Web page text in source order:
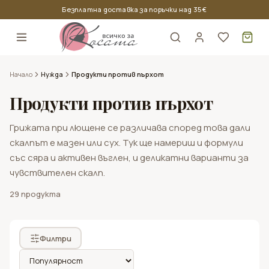
Безплатна доставка за поръчки над 35 €
Амонячна боя за коса
Безамонячна боя за коса
Лак за коса
Гел за коса
Продукти за брада
Продукти за тънка коса
Продукти за боядисана коса
Продукти за мазна коса
Nook
Kaaral
Nouvelle
Начало Нужда Продукти против пърхот
Продукти против пърхот
Грижата при лющене се различава според това дали
скалпът е мазен или сух. Тук ще намериш и формули
със сяра и активен въглен, и деликатни варианти за
чувствителен скалп.
29 продукта
Филтри